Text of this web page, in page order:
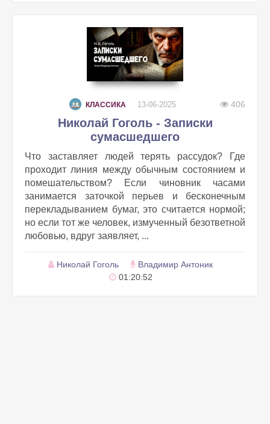
КЛАССИКА 13-06-2025 406
Николай Гоголь - Записки
сумасшедшего
Что заставляет людей терять рассудок? Где
проходит линия между обычным состоянием и
помешательством? Если чиновник часами
занимается заточкой перьев и бесконечным
перекладыванием бумаг, это считается нормой;
но если тот же человек, измученный безответной
любовью, вдруг заявляет, ...
Николай Гоголь
Владимир Антоник
01:20:52